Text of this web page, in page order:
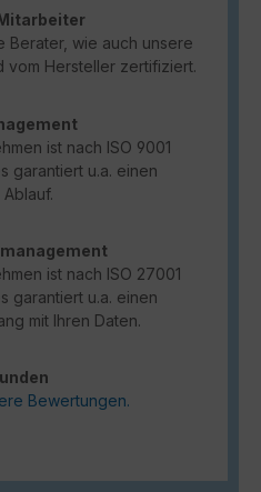
Berater, wie auch unsere
vom Hersteller zertifiziert.
ist nach ISO 9001
garantiert u.a. einen
ist nach ISO 27001
garantiert u.a. einen
mit Ihren Daten.
Bewertungen.